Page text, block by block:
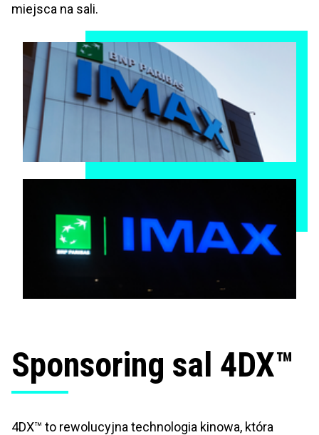
miejsca na sali.
Sponsoring sal 4DX™
4DX™ to rewolucyjna technologia kinowa, która